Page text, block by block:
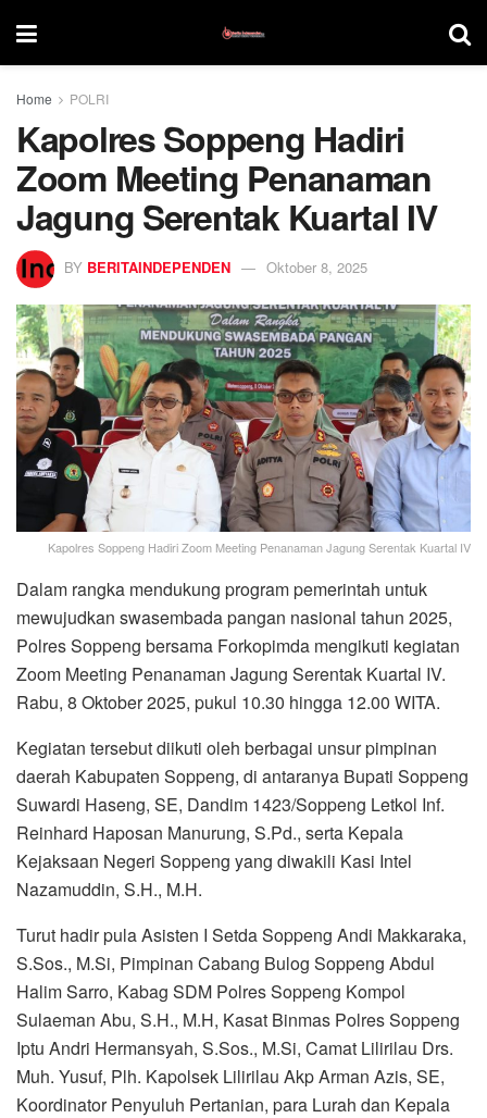
Home POLRI
Kapolres Soppeng Hadiri
Zoom Meeting Penanaman
Jagung Serentak Kuartal IV
BY BERITAINDEPENDEN Oktober 8, 2025
Kapolres Soppeng Hadiri Zoom Meeting Penanaman Jagung Serentak Kuartal IV
Dalam rangka mendukung program pemerintah untuk
mewujudkan swasembada pangan nasional tahun 2025,
Polres Soppeng bersama Forkopimda mengikuti kegiatan
Zoom Meeting Penanaman Jagung Serentak Kuartal IV.
Rabu, 8 Oktober 2025, pukul 10.30 hingga 12.00 WITA.
Kegiatan tersebut diikuti oleh berbagai unsur pimpinan
daerah Kabupaten Soppeng, di antaranya Bupati Soppeng
Suwardi Haseng, SE, Dandim 1423/Soppeng Letkol Inf.
Reinhard Haposan Manurung, S.Pd., serta Kepala
Kejaksaan Negeri Soppeng yang diwakili Kasi Intel
Nazamuddin, S.H., M.H.
Turut hadir pula Asisten I Setda Soppeng Andi Makkaraka,
S.Sos., M.Si, Pimpinan Cabang Bulog Soppeng Abdul
Halim Sarro, Kabag SDM Polres Soppeng Kompol
Sulaeman Abu, S.H., M.H, Kasat Binmas Polres Soppeng
Iptu Andri Hermansyah, S.Sos., M.Si, Camat Lilirilau Drs.
Muh. Yusuf, Plh. Kapolsek Lilirilau Akp Arman Azis, SE,
Koordinator Penyuluh Pertanian, para Lurah dan Kepala